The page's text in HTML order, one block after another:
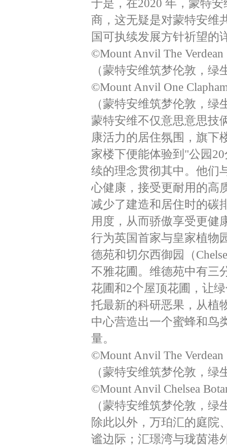
于是，在2020 年，蒙特
商，这无疑是对蒙特安维
国可执续发展方针祈望的
©Mount Anvil The Verdean
（蒙特安维筑梦伦敦，绿
©Mount Anvil One
（蒙特安维筑梦伦敦，绿
蒙特安维不仅意思意思技
康活力的居住氛围，旗下
家楼下便能体验到"公园
续的理念贯彻其中。他们
心健康，接受更耐用的高
减少了建造和居住时的碳
用度，从而骄傲享受更健
行为英国首家与皇家植物
德苑和切尔西御园（
不雅花圃。维德苑中有三
花圃和2个屋顶花圃，让
托最新的科研恶果，从植
中心营造出一个蜜蜂和鸟
量。
©Mount Anvil The Verdean
（蒙特安维筑梦伦敦，绿
©Mount Anvil Chelsea
（蒙特安维筑梦伦敦，绿
除此以外，万珀汇的庭院
谧边际；汇璟湾与珑茵港